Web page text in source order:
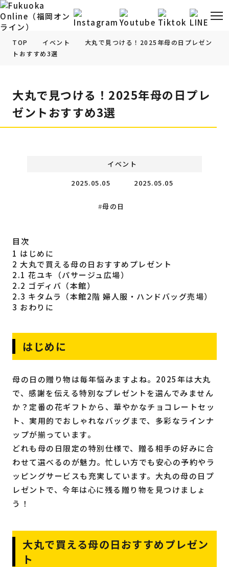
福岡の観光・お出かけ情報
福岡のイベント情報
フィットネス 情報
福岡のビジネス 情報
TOP イベント
大丸で見つける！2025年母の日プレゼン
トおすすめ3選
大丸で見つける！2025年母の日プレ
ゼントおすすめ3選
イベント
2025.05.05
2025.05.05
母の日
目次
1 はじめに
2 大丸で買える母の日おすすめプレゼント
2.1 花ユキ（パサージュ広場）
2.2 ゴディバ（本館）
2.3 キタムラ（本館2階 婦人服・ハンドバッグ売場）
3 おわりに
はじめに
母の日の贈り物は毎年悩みますよね。2025年は大丸
で、感謝を伝える特別なプレゼントを選んでみません
か？定番の花ギフトから、華やかなチョコレートセッ
ト、実用的でおしゃれなバッグまで、多彩なラインナ
ップが揃っています。
どれも母の日限定の特別仕様で、贈る相手の好みに合
わせて選べるのが魅力。忙しい方でも安心の予約やラ
ッピングサービスも充実しています。大丸の母の日プ
レゼントで、今年は心に残る贈り物を見つけましょ
う！
大丸で買える母の日おすすめプレゼン
ト